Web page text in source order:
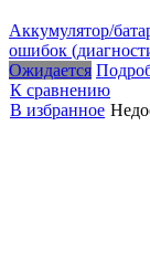
Аккумулятор/
ошибок
Ожидается
К сравнению
В избранное